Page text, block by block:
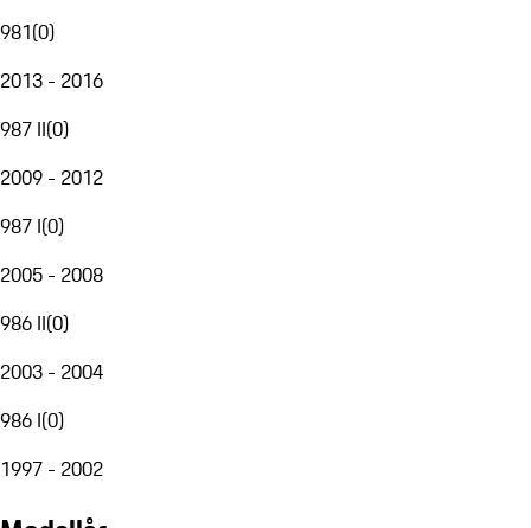
981(0)
2013 - 2016
987 II(0)
2009 - 2012
987 I(0)
2005 - 2008
986 II(0)
2003 - 2004
986 I(0)
1997 - 2002